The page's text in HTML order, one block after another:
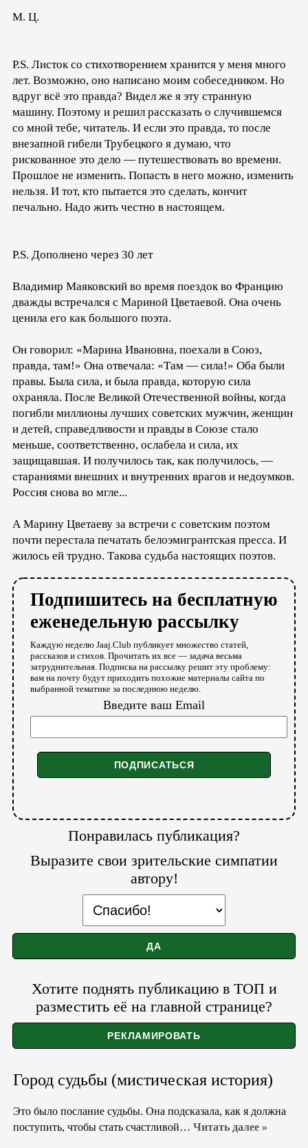
М. Ц.
P.S. Листок со стихотворением хранится у меня много
лет. Возможно, оно написано моим собеседником. Но
вдруг всё это правда? Видел же я эту странную
машину. Поэтому и решил рассказать о случившемся
со мной тебе, читатель. И если это правда, то после
внезапной гибели Трубецкого я думаю, что
рискованное это дело — путешествовать во времени.
Прошлое не изменить. Попасть в него можно, изменить
нельзя. И тот, кто пытается это сделать, кончит
печально. Надо жить честно в настоящем.
P.S. Дополнено через 30 лет
Владимир Маяковский во время поездок во Францию
дважды встречался с Мариной Цветаевой. Она очень
ценила его как большого поэта.
Он говорил: «Марина Ивановна, поехали в Союз,
правда, там!» Она отвечала: «Там — сила!» Оба были
правы. Была сила, и была правда, которую сила
охраняла. После Великой Отечественной войны, когда
погибли миллионы лучших советских мужчин, женщин
и детей, справедливости и правды в Союзе стало
меньше, соответственно, ослабела и сила, их
защищавшая. И получилось так, как получилось, —
стараниями внешних и внутренних врагов и недоумков.
Россия снова во мгле...
А Марину Цветаеву за встречи с советским поэтом
почти перестала печатать белоэмигрантская пресса. И
жилось ей трудно. Такова судьба настоящих поэтов.
Подпишитесь на бесплатную
еженедельную рассылку
Каждую неделю Jaaj.Club публикует множество статей,
рассказов и стихов. Прочитать их все — задача весьма
затруднительная. Подписка на рассылку решит эту проблему:
вам на почту будут приходить похожие материалы сайта по
выбранной тематике за последнюю неделю.
Введите ваш Email
Понравилась публикация?
Выразите свои зрительские симпатии
автору!
Хотите поднять публикацию в ТОП и
разместить её на главной странице?
Город судьбы (мистическая история)
Это было послание судьбы. Она подсказала, как я должна
поступить, чтобы стать счастливой… Читать далее »